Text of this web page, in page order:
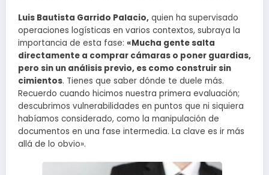
Luis Bautista Garrido Palacio, quien ha supervisado
operaciones logísticas en varios contextos, subraya la
importancia de esta fase: «Mucha gente salta
directamente a comprar cámaras o poner guardias,
pero sin un análisis previo, es como construir sin
cimientos. Tienes que saber dónde te duele más.
Recuerdo cuando hicimos nuestra primera evaluación;
descubrimos vulnerabilidades en puntos que ni siquiera
habíamos considerado, como la manipulación de
documentos en una fase intermedia. La clave es ir más
allá de lo obvio».